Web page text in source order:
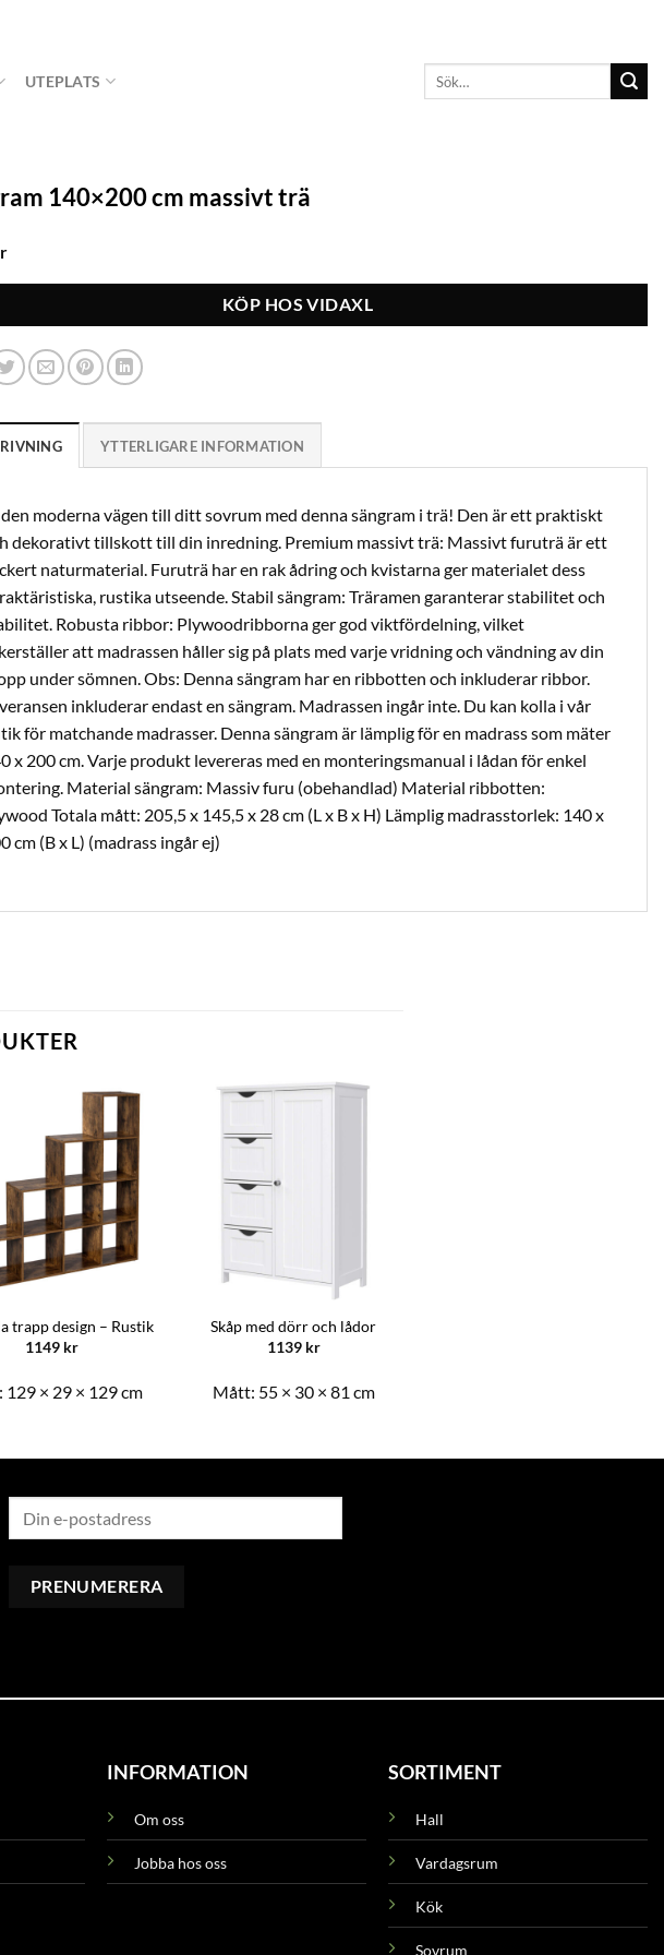
UTEPLATS
140×200 cm massivt trä
KÖP HOS VIDAXL
YTTERLIGARE INFORMATION
den moderna vägen till ditt sovrum med denna sängram i trä! Den är ett praktiskt
dekorativt tillskott till din inredning. Premium massivt trä: Massivt furuträ är ett
naturmaterial. Furuträ har en rak ådring och kvistarna ger materialet dess
rustika utseende. Stabil sängram: Träramen garanterar stabilitet och
Robusta ribbor: Plywoodribborna ger god viktfördelning, vilket
att madrassen håller sig på plats med varje vridning och vändning av din
under sömnen. Obs: Denna sängram har en ribbotten och inkluderar ribbor.
inkluderar endast en sängram. Madrassen ingår inte. Du kan kolla i vår
för matchande madrasser. Denna sängram är lämplig för en madrass som mäter
x 200 cm. Varje produkt levereras med en monteringsmanual i lådan för enkel
Material sängram: Massiv furu (obehandlad) Material ribbotten:
Totala mått: 205,5 x 145,5 x 28 cm (L x B x H) Lämplig madrasstorlek: 140 x
cm (B x L) (madrass ingår ej)
trapp design – Rustik
1149 kr
129 × 29 × 129 cm
Skåp med dörr och lådor
1139 kr
Mått: 55 × 30 × 81 cm
INFORMATION
Om oss
Jobba hos oss
SORTIMENT
Hall
Vardagsrum
Kök
Sovrum